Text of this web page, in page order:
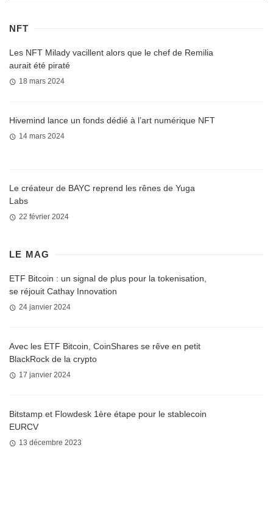
NFT
Les NFT Milady vacillent alors que le chef de Remilia
aurait été piraté
18 mars 2024
Hivemind lance un fonds dédié à l’art numérique NFT
14 mars 2024
Le créateur de BAYC reprend les rênes de Yuga
Labs
22 février 2024
LE MAG
ETF Bitcoin : un signal de plus pour la tokenisation,
se réjouit Cathay Innovation
24 janvier 2024
Avec les ETF Bitcoin, CoinShares se rêve en petit
BlackRock de la crypto
17 janvier 2024
Bitstamp et Flowdesk 1ère étape pour le stablecoin
EURCV
13 décembre 2023